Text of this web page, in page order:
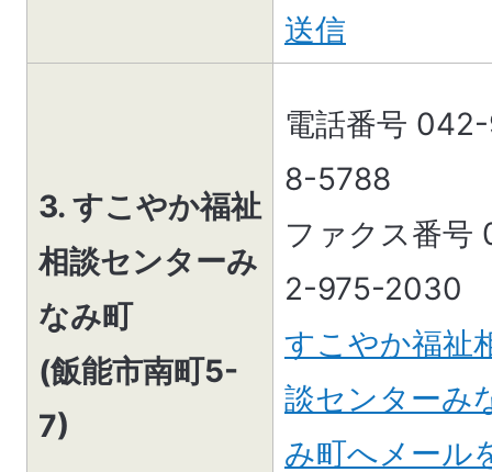
送信
3. すこやか福祉
相談センターみ
なみ町
(飯能市南町5-
7)
電話番号
8-5788
ファクス番号
2-975-2030
すこやか福祉
談センターみ
み町へメール